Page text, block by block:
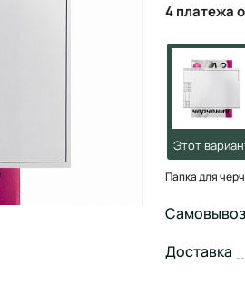
4 платежа
Папка для
Самовывоз
Доставка